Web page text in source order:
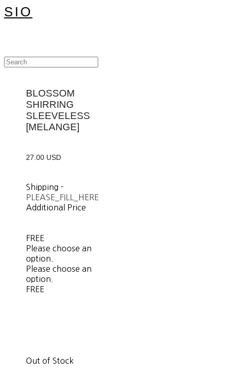
SIO
BLOSSOM
SHIRRING
SLEEVELESS
[MELANGE]
27.00 USD
Shipping-
PLEASE_FILL_HERE
Additional Price
FREE
Please choose an
option.
Please choose an
option.
FREE
Out of Stock